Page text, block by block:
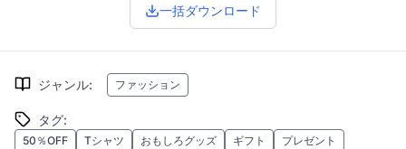
一括ダウンロード
ジャンル: ファッション
タグ:
50％OFF Tシャツ おもしろグッズ ギフト
プレゼント